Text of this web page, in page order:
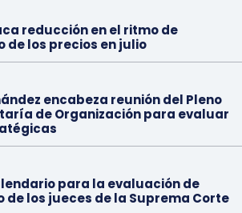
reducción en el ritmo de
de los precios en julio
encabeza reunión del Pleno
de Organización para evaluar
para la evaluación de
de los jueces de la Suprema Corte